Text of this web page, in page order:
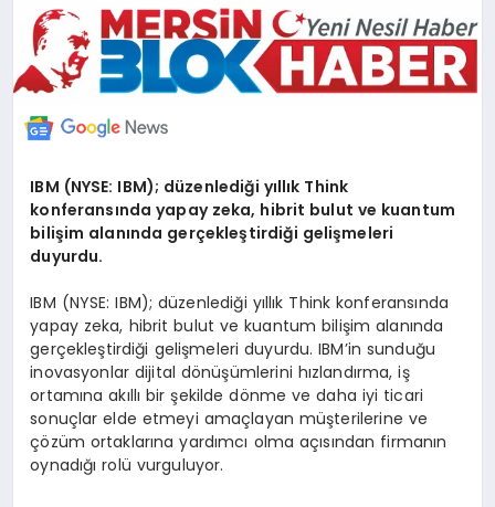
KÜNYE
IBM (NYSE: IBM); düzenlediği yıllık Think
konferansında yapay zeka, hibrit bulut ve kuantum
bilişim alanında gerçekleştirdiği gelişmeleri
duyurdu.
IBM (NYSE: IBM); düzenlediği yıllık Think konferansında
yapay zeka, hibrit bulut ve kuantum bilişim alanında
gerçekleştirdiği gelişmeleri duyurdu. IBM’in sunduğu
inovasyonlar dijital dönüşümlerini hızlandırma, iş
ortamına akıllı bir şekilde dönme ve daha iyi ticari
sonuçlar elde etmeyi amaçlayan müşterilerine ve
çözüm ortaklarına yardımcı olma açısından firmanın
oynadığı rolü vurguluyor.